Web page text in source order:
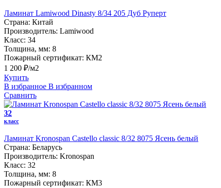
Ламинат Lamiwood Dinasty 8/34 205 Дуб Руперт
Страна: Китай
Производитель: Lamiwood
Класс: 34
Толщина, мм: 8
Пожарный сертификат: КМ2
1 200 ₽/м2
Купить
В избранное В избранном
Сравнить
32
класс
Ламинат Kronospan Castello classic 8/32 8075 Ясень белый
Страна: Беларусь
Производитель: Kronospan
Класс: 32
Толщина, мм: 8
Пожарный сертификат: КМ3